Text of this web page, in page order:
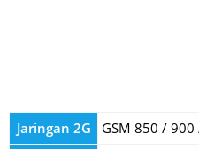
Jaringan 2G
GSM 850 /